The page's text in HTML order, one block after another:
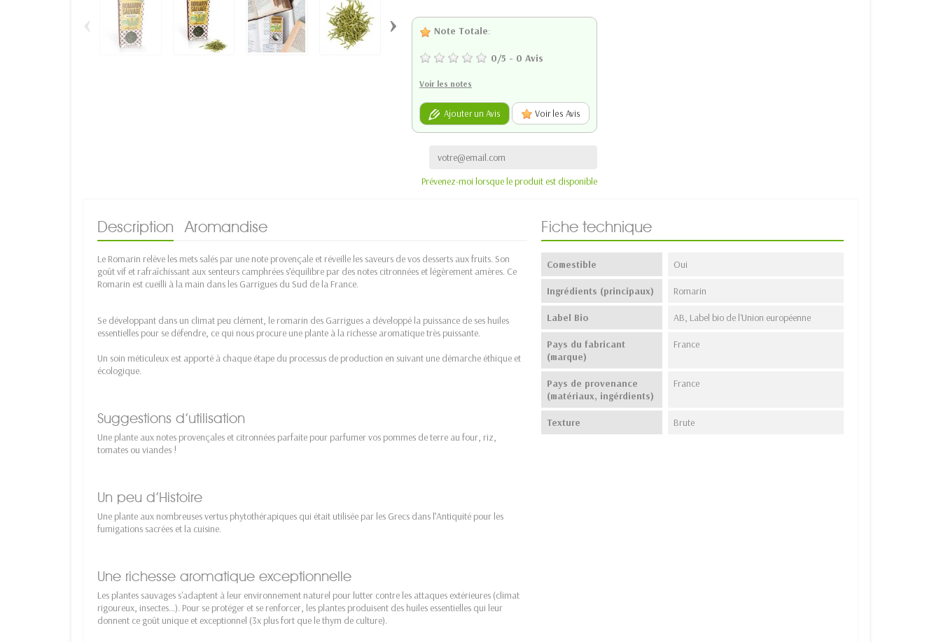
‹ › Note Totale:
0/5 - 0 Avis
Voir les notes
Ajouter un Avis Voir les Avis
Prévenez-moi lorsque le produit est disponible
Description Aromandise
Le Romarin relève les mets salés par une note provençale et réveille les saveurs de vos desserts aux fruits. Son
goût vif et rafraîchissant aux senteurs camphrées s’équilibre par des notes citronnées et légèrement amères. Ce
Romarin est cueilli à la main dans les Garrigues du Sud de la France.
Se développant dans un climat peu clément, le romarin des Garrigues a développé la puissance de ses huiles
essentielles pour se défendre, ce qui nous procure une plante à la richesse aromatique très puissante.
Un soin méticuleux est apporté à chaque étape du processus de production en suivant une démarche éthique et
écologique.
Suggestions d’utilisation
Une plante aux notes provençales et citronnées parfaite pour parfumer vos pommes de terre au four, riz,
tomates ou viandes !
Un peu d’Histoire
Une plante aux nombreuses vertus phytothérapiques qui était utilisée par les Grecs dans l’Antiquité pour les
fumigations sacrées et la cuisine.
Une richesse aromatique exceptionnelle
Les plantes sauvages s'adaptent à leur environnement naturel pour lutter contre les attaques extérieures (climat
rigoureux, insectes…). Pour se protéger et se renforcer, les plantes produisent des huiles essentielles qui leur
donnent ce goût unique et exceptionnel (3x plus fort que le thym de culture).
Fiche technique
Comestible Oui
Ingrédients (principaux) Romarin
Label Bio AB, Label bio de l'Union européenne
Pays du fabricant
(marque)
France
Pays de provenance
(matériaux, ingérdients)
France
Texture Brute